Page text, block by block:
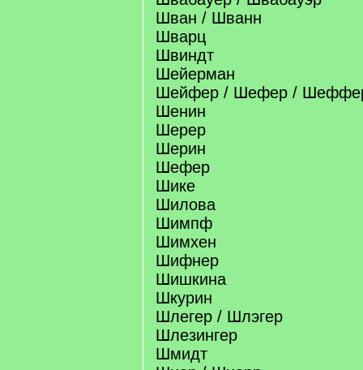
Шван / Шванн
Шварц
Швиндт
Шейерман
Шейфер / Шефер /
Шенин
Шерер
Шерин
Шефер
Шике
Шилова
Шимпф
Шимхен
Шифнер
Шишкина
Шкурин
Шлегер / Шлэгер
Шлезингер
Шмидт